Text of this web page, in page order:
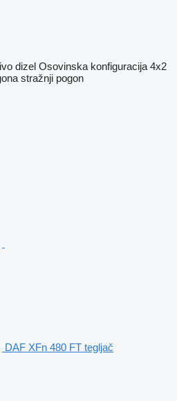
dizel Osovinska konfiguracija 4x2
stražnji pogon
DAF XFn 480 FT tegljač